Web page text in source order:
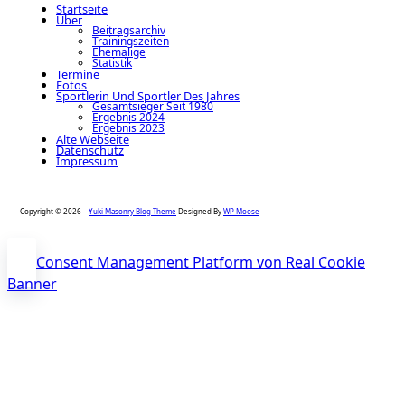
Startseite
Über
Beitragsarchiv
Trainingszeiten
Ehemalige
Statistik
Termine
Fotos
Sportlerin Und Sportler Des Jahres
Gesamtsieger Seit 1980
Ergebnis 2024
Ergebnis 2023
Alte Webseite
Datenschutz
Impressum
Copyright © 2026 Yuki Masonry Blog Theme Designed ByWP Moose
Consent Management Platform von Real Cookie
Banner